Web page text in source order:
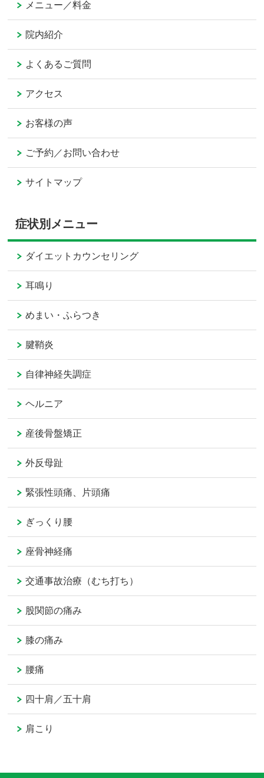
メニュー／料金
院内紹介
よくあるご質問
アクセス
お客様の声
ご予約／お問い合わせ
サイトマップ
症状別メニュー
ダイエットカウンセリング
耳鳴り
めまい・ふらつき
腱鞘炎
自律神経失調症
ヘルニア
産後骨盤矯正
外反母趾
緊張性頭痛、片頭痛
ぎっくり腰
座骨神経痛
交通事故治療（むち打ち）
股関節の痛み
膝の痛み
腰痛
四十肩／五十肩
肩こり